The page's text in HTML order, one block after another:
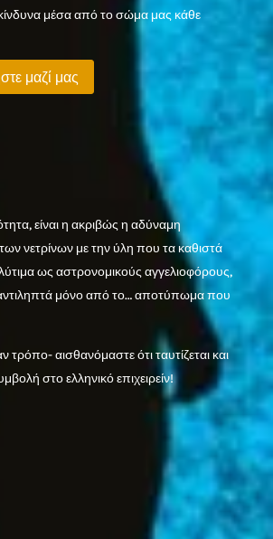
μέσα από το σώμα μας κάθε
μαζί μας
είναι η ακριβώς η αδύναμη
νετρίνων με την ύλη που τα καθιστά
ως αστρονομικούς αγγελιοφόρους,
μόνο από το… αποτύπωμα που
τρόπο- αισθανόμαστε ότι ταυτίζεται και
στο ελληνικό επιχειρείν!